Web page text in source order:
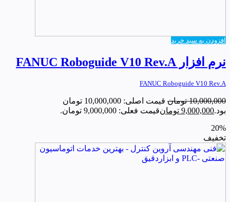
افزودن به سبد خرید
نرم افزار FANUC Roboguide V10 Rev.A
FANUC Roboguide V10 Rev.A
10,000,000 تومان
قیمت اصلی: 10,000,000 تومان
بود.9,000,000 تومانقیمت فعلی: 9,000,000 تومان.
20%
تخفیف